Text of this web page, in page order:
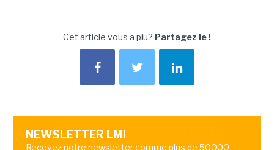
Cet article vous a plu? Partagez le !
NEWSLETTER LMI
Recevez notre newsletter comme plus de 50000